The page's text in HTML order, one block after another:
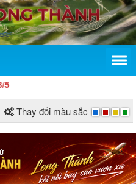
Thay đổi màu sắc